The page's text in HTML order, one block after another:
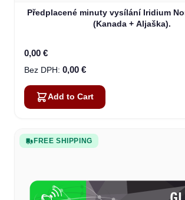
Předplacené minuty vysílání Iridium
(Kanada + Aljaška).
0,00 €
0,00 €
Add to Cart
FREE SHIPPING